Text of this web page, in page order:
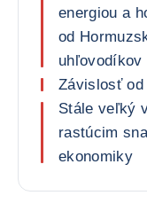
energiou a
od
uhľovodíkov
Závislosť
Stále veľký
rastúcim
ekonomiky